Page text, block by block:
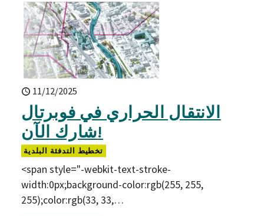
11/12/2025
الانتقال الحراري في فوبرتال
شارك الآن!
تخطيط التدفئة البلدية
<span style="-webkit-text-stroke-
width:0px;background-color:rgb(255, 255,
255);color:rgb(33, 33,…